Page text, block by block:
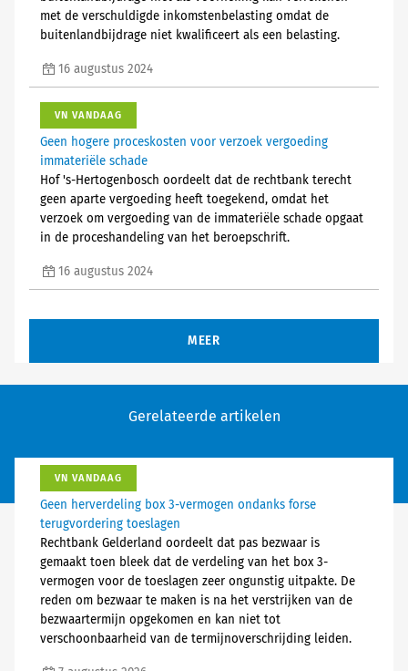
met de verschuldigde inkomstenbelasting omdat de
buitenlandbijdrage niet kwalificeert als een belasting.
16 augustus 2024
VN VANDAAG
Geen hogere proceskosten voor verzoek vergoeding
immateriële schade
Hof 's-Hertogenbosch oordeelt dat de rechtbank terecht
geen aparte vergoeding heeft toegekend, omdat het
verzoek om vergoeding van de immateriële schade opgaat
in de proceshandeling van het beroepschrift.
16 augustus 2024
MEER
Gerelateerde artikelen
VN VANDAAG
Geen herverdeling box 3-vermogen ondanks forse
terugvordering toeslagen
Rechtbank Gelderland oordeelt dat pas bezwaar is
gemaakt toen bleek dat de verdeling van het box 3-
vermogen voor de toeslagen zeer ongunstig uitpakte. De
reden om bezwaar te maken is na het verstrijken van de
bezwaartermijn opgekomen en kan niet tot
verschoonbaarheid van de termijnoverschrijding leiden.